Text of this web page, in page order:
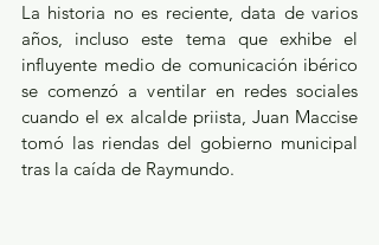
La historia no es reciente, data de varios
años, incluso este tema que exhibe el
influyente medio de comunicación ibérico
se comenzó a ventilar en redes sociales
cuando el ex alcalde priista, Juan Maccise
tomó las riendas del gobierno municipal
tras la caída de Raymundo.